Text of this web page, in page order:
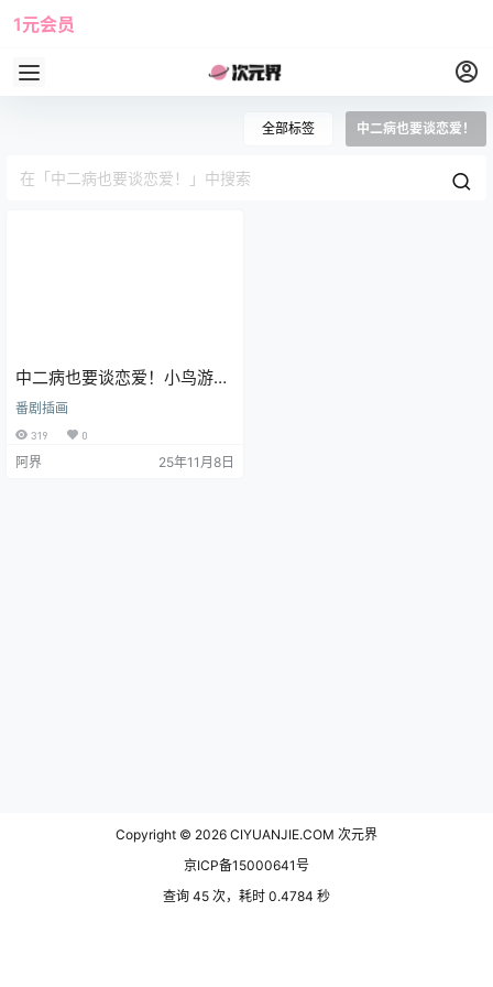
1元会员
全部标签 中二病也要谈恋爱！
中二病也要谈恋爱！小鸟游六
花 4K壁纸 3840x2160 带鱼
番剧插画
319 0
阿界 25年11月8日
Copyright © 2026 CIYUANJIE.COM 次元界
京ICP备15000641号
查询 45 次，耗时 0.4784 秒